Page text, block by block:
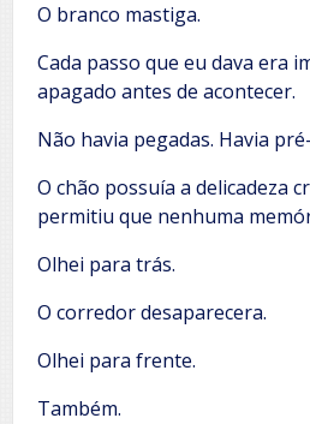
O branco mastiga.
Cada passo que eu dava era
apagado antes de acontecer.
Não havia pegadas. Havia
O chão possuía a delicadeza
permitiu que nenhuma
Olhei para trás.
O corredor desaparecera.
Olhei para frente.
Também.